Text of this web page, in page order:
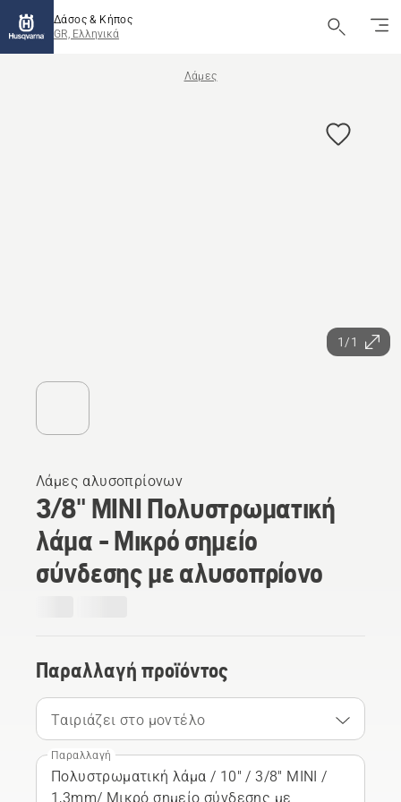
Δάσος & Κήπος
GR, Ελληνικά
Λάμες
1/1
Λάμες αλυσοπρίονων
3/8" MINI Πολυστρωματική
λάμα - Μικρό σημείο
σύνδεσης με αλυσοπρίονο
Παραλλαγή προϊόντος
Ταιριάζει στο μοντέλο
Παραλλαγή
Πολυστρωματική λάμα / 10" / 3/8" MINI /
1,3mm/ Μικρό σημείο σύνδεσης με